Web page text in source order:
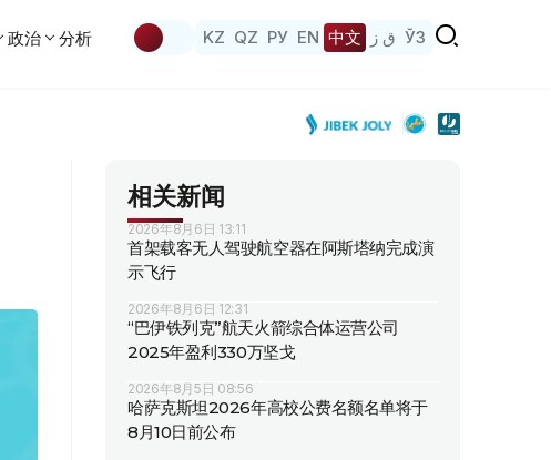
政治 分析 KZ QZ РУ EN 中文 ق ز ЎЗ
相关新闻
2026年8月6日 13:11
首架载客无人驾驶航空器在阿斯塔纳完成演
示飞行
2026年8月6日 12:31
“巴伊铁列克”航天火箭综合体运营公司
2025年盈利330万坚戈
2026年8月5日 08:56
哈萨克斯坦2026年高校公费名额名单将于
8月10日前公布